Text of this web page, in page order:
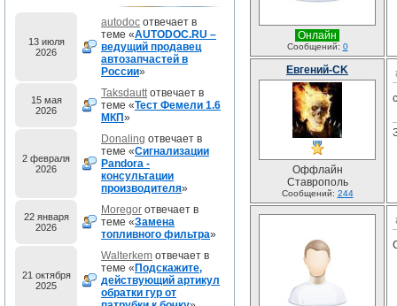
13 июля
2026
autodoc отвечает в
теме «AUTODOC.RU –
ведущий продавец
автозапчастей в
России»
15 мая
2026
Taksdauttотвечает в
теме «Тест Фемели 1.6
МКП»
2 февраля
2026
Donaling отвечает в
теме «Сигнализации
Pandora -
консультации
производителя»
22 января
2026
Moregor отвечает в
теме «Замена
топливного фильтра»
21 октября
2025
Walterkem отвечает в
теме « Подскажите,
действующий артикул
обратки гур от
Онлайн
Сообщений: 0
Евгений-CK
Оффлайн
Ставрополь
Сообщений: 244